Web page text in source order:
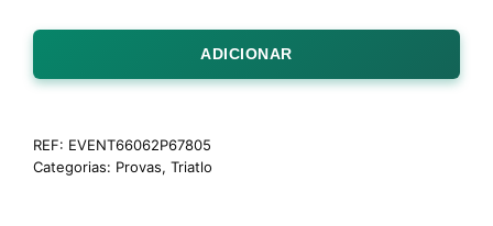
ADICIONAR
REF: EVENT66062P67805
Categorias: Provas, Triatlo